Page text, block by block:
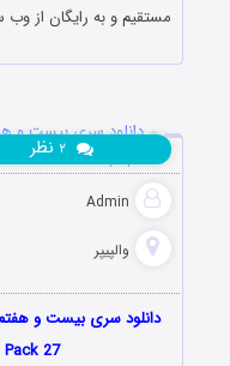
مستقیم و به رایگان از
Wallpapers
Admin
والپیپر
۲ نظر
دانلود سری بیست و هفتم
27